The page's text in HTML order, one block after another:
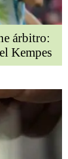
árbitro:
Kempes